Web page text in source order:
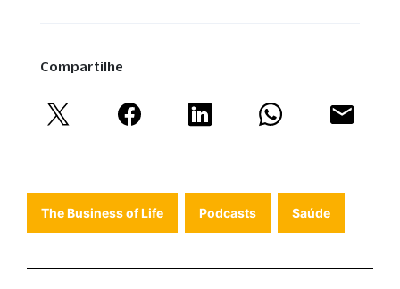
Compartilhe
The Business of Life Podcasts Saúde